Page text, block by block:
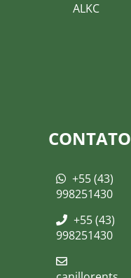
ALKC
CONTATO
+55 (43)
998251430
+55 (43)
998251430